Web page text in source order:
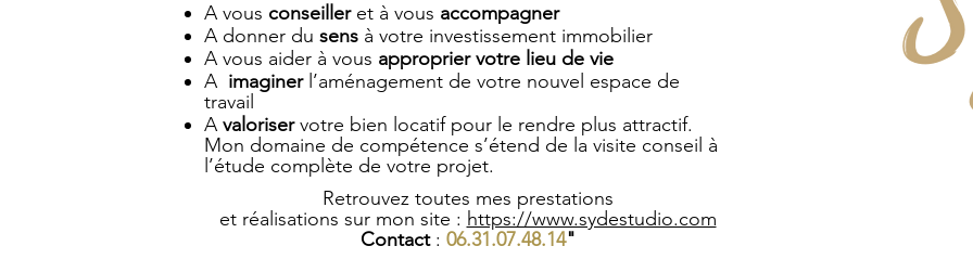
A vous conseiller et à vous accompagner
A donner du sens à votre investissement immobilier
A vous aider à vous approprier votre lieu de vie
A imaginer l’aménagement de votre nouvel espace de
travail
A valoriservotre bien locatif pour le rendre plus attractif.
Mon domaine de compétence s’étend de la visite conseil à
l’étude complète de votre projet.
Retrouvez toutes mes prestations
et réalisations sur mon site : https://www.sydestudio.com
Contact : 06.31.07.48.14"